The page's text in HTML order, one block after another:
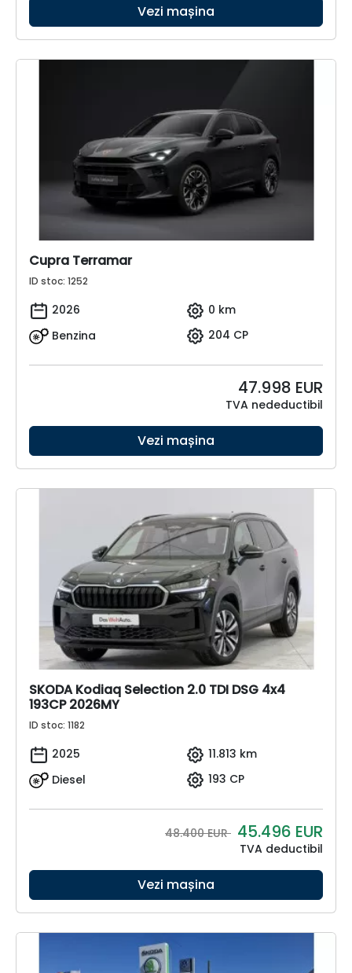
Vezi mașina
Cupra Terramar
ID stoc: 1252
2026
0 km
Benzina
204 CP
47.998 EUR
TVA nedeductibil
Vezi mașina
SKODA Kodiaq Selection 2.0 TDI DSG 4x4
193CP 2026MY
ID stoc: 1182
2025
11.813 km
Diesel
193 CP
48.400 EUR 45.496 EUR
TVA deductibil
Vezi mașina